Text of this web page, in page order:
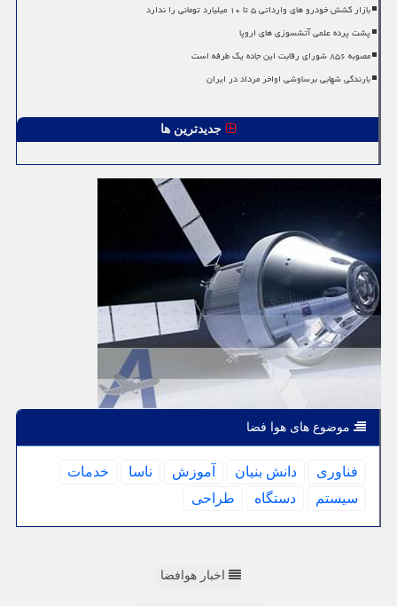
بازار کشش خودرو های وارداتی ۵ تا ۱۰ میلیارد تومانی را ندارد
پشت پرده علمی آتشسوزی های اروپا
مصوبه ۸۵۶ شورای رقابت این جاده یک طرفه است
بارندگی شهابی برساوشی اواخر مرداد در ایران
جدیدترین ها
موضوع های هوا فضا
فناوری دانش بنیان آموزش ناسا
خدمات
سیستم
دستگاه طراحی
اخبار هوافضا